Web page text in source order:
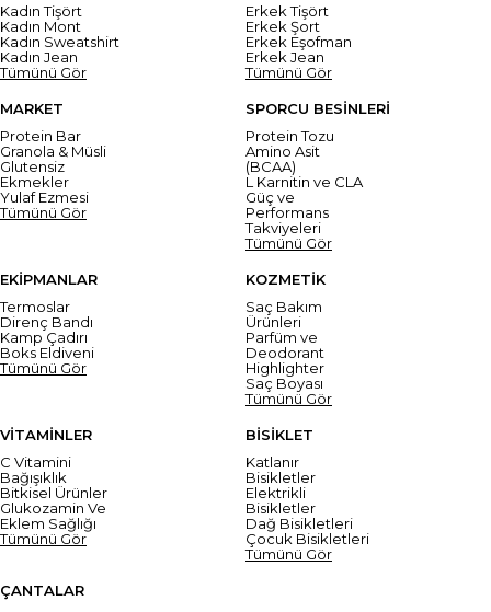
Kadın Tişört
Kadın Mont
Kadın Sweatshirt
Kadın Jean
Tümünü Gör
Erkek Tişört
Erkek Şort
Erkek Eşofman
Erkek Jean
Tümünü Gör
MARKET
Protein Bar
Granola & Müsli
Glutensiz
Ekmekler
Yulaf Ezmesi
Tümünü Gör
SPORCU BESİNLERİ
Protein Tozu
Amino Asit
(BCAA)
L Karnitin ve CLA
Güç ve
Performans
Takviyeleri
Tümünü Gör
EKİPMANLAR
Termoslar
Direnç Bandı
Kamp Çadırı
Boks Eldiveni
Tümünü Gör
KOZMETİK
Saç Bakım
Ürünleri
Parfüm ve
Deodorant
Highlighter
Saç Boyası
Tümünü Gör
VİTAMİNLER
C Vitamini
Bağışıklık
Bitkisel Ürünler
Glukozamin Ve
Eklem Sağlığı
Tümünü Gör
BİSİKLET
Katlanır
Bisikletler
Elektrikli
Bisikletler
Dağ Bisikletleri
Çocuk Bisikletleri
Tümünü Gör
ÇANTALAR